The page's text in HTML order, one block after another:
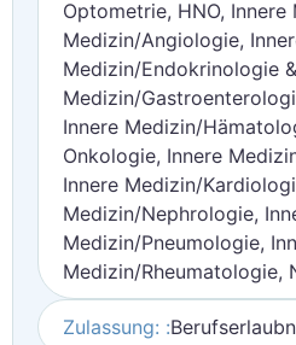
Optometrie, HNO, Innere
Medizin/Angiologie,
Medizin/Endokrinologie
Medizin/
Innere Medizin/
Onkologie, Innere
Innere Medizin/
Medizin/Nephrologie,
Medizin/Pneumologie,
Medizin/Rheumatologie,
Zulassung: :